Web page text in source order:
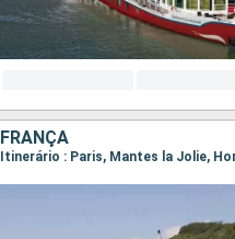
FRANÇA
Itinerário : Paris, Mantes la Jolie,